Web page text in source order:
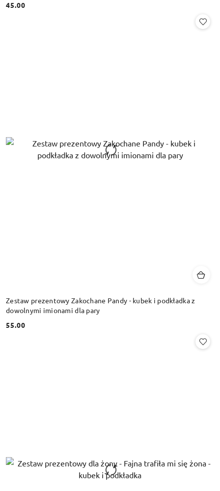
Cena:
45.00
Zestaw prezentowy Zakochane Pandy - kubek i podkładka z
dowolnymi imionami dla pary
Cena:
55.00